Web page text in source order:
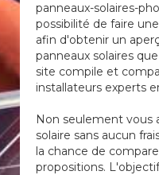
panneaux-solaires-
possibilité de faire
afin d'obtenir un
panneaux solaires
site compile et
installateurs experts
Non seulement vous
solaire sans aucun
la chance de
propositions.